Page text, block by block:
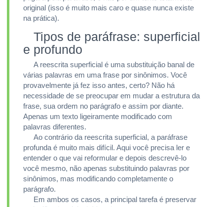
original (isso é muito mais caro e quase nunca existe
na prática).
Tipos de paráfrase: superficial
e profundo
A reescrita superficial é uma substituição banal de
várias palavras em uma frase por sinônimos. Você
provavelmente já fez isso antes, certo? Não há
necessidade de se preocupar em mudar a estrutura da
frase, sua ordem no parágrafo e assim por diante.
Apenas um texto ligeiramente modificado com
palavras diferentes.
Ao contrário da reescrita superficial, a paráfrase
profunda é muito mais difícil. Aqui você precisa ler e
entender o que vai reformular e depois descrevê-lo
você mesmo, não apenas substituindo palavras por
sinônimos, mas modificando completamente o
parágrafo.
Em ambos os casos, a principal tarefa é preservar